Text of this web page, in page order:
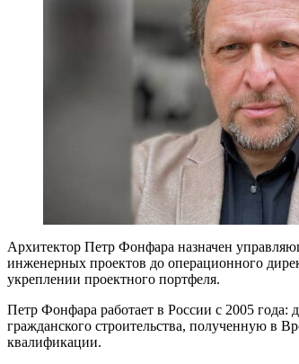
Архитектор Петр Фонфара назначен
инженерных проектов до операционного
укреплении проектного портфеля.
Петр Фонфара работает в России с 2005 года:
гражданского строительства, полученную в
квалификации.